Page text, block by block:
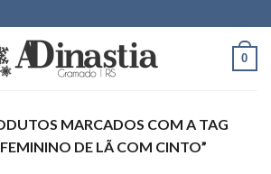
0
MARCADOS COM A TAG
DE LÃ COM CINTO”